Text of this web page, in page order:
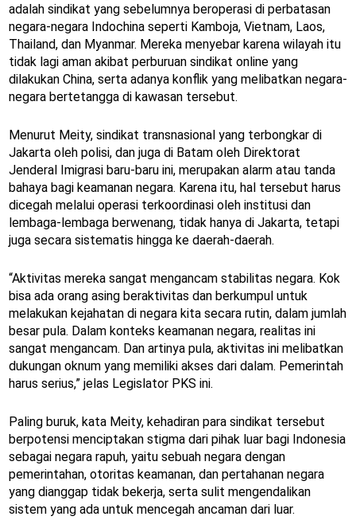
adalah sindikat yang sebelumnya beroperasi di perbatasan
negara-negara Indochina seperti Kamboja, Vietnam, Laos,
Thailand, dan Myanmar. Mereka menyebar karena wilayah itu
tidak lagi aman akibat perburuan sindikat online yang
dilakukan China, serta adanya konflik yang melibatkan negara-
negara bertetangga di kawasan tersebut.
Menurut Meity, sindikat transnasional yang terbongkar di
Jakarta oleh polisi, dan juga di Batam oleh Direktorat
Jenderal Imigrasi baru-baru ini, merupakan alarm atau tanda
bahaya bagi keamanan negara. Karena itu, hal tersebut harus
dicegah melalui operasi terkoordinasi oleh institusi dan
lembaga-lembaga berwenang, tidak hanya di Jakarta, tetapi
juga secara sistematis hingga ke daerah-daerah.
“Aktivitas mereka sangat mengancam stabilitas negara. Kok
bisa ada orang asing beraktivitas dan berkumpul untuk
melakukan kejahatan di negara kita secara rutin, dalam jumlah
besar pula. Dalam konteks keamanan negara, realitas ini
sangat mengancam. Dan artinya pula, aktivitas ini melibatkan
dukungan oknum yang memiliki akses dari dalam. Pemerintah
harus serius,” jelas Legislator PKS ini.
Paling buruk, kata Meity, kehadiran para sindikat tersebut
berpotensi menciptakan stigma dari pihak luar bagi Indonesia
sebagai negara rapuh, yaitu sebuah negara dengan
pemerintahan, otoritas keamanan, dan pertahanan negara
yang dianggap tidak bekerja, serta sulit mengendalikan
sistem yang ada untuk mencegah ancaman dari luar.